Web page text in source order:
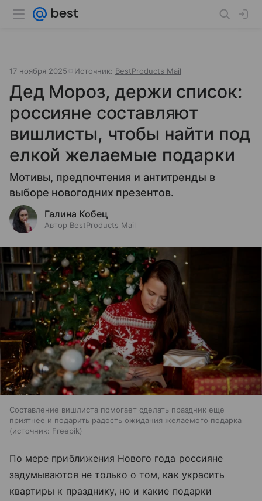
17 ноября 2025 Источник: BestProducts Mail
Дед Мороз, держи список:
россияне составляют
вишлисты, чтобы найти под
елкой желаемые подарки
Мотивы, предпочтения и антитренды в
выборе новогодних презентов.
Галина Кобец
Автор BestProducts Mail
Составление вишлиста помогает сделать праздник еще
приятнее и подарить радость ожидания желаемого подарка
источник: Freepik
По мере приближения Нового года россияне
задумываются не только о том, как украсить
квартиры к празднику, но и какие подарки